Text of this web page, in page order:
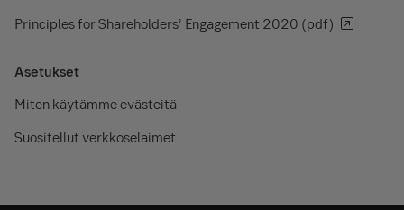
Principles for Shareholders’ Engagement 2020 (pdf)
Asetukset
Miten käytämme evästeitä
Suositellut verkkoselaimet